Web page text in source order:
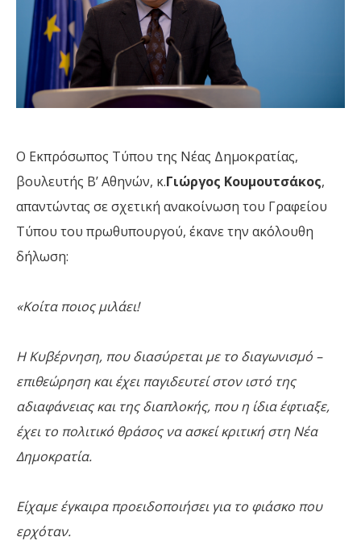
Ο Εκπρόσωπος Τύπου της Νέας Δημοκρατίας,
βουλευτής Β’ Αθηνών, κ.Γιώργος Κουμουτσάκος,
απαντώντας σε σχετική ανακοίνωση του Γραφείου
Τύπου του πρωθυπουργού, έκανε την ακόλουθη
δήλωση:
«Κοίτα ποιος μιλάει!
Η Κυβέρνηση, που διασύρεται με το διαγωνισμό –
επιθεώρηση και έχει παγιδευτεί στον ιστό της
αδιαφάνειας και της διαπλοκής, που η ίδια έφτιαξε,
έχει το πολιτικό θράσος να ασκεί κριτική στη Νέα
Δημοκρατία.
Είχαμε έγκαιρα προειδοποιήσει για το φιάσκο που
ερχόταν.